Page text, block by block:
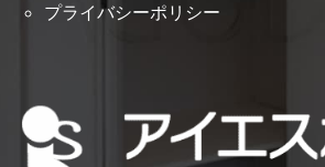
プライバシーポリシー